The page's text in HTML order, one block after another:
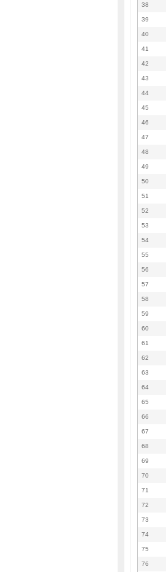
38
39
40
41
42
43
44
45
46
47
48
49
50
51
52
53
54
55
56
57
58
59
60
61
62
63
64
65
66
67
68
69
70
71
72
73
74
75
76